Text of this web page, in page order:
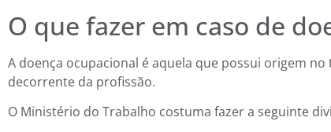
O que fazer em caso de
A doença ocupacional é aquela que possui origem
decorrente da profissão.
O Ministério do Trabalho costuma fazer a seguinte